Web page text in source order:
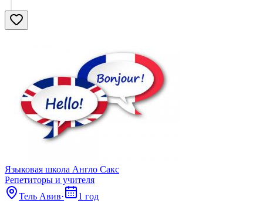
Языковая школа Англо Сакс
Репетиторы и учителя
Тель Авив·
1 год